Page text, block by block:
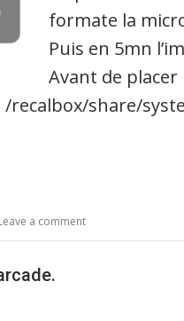
formate la
Puis en 5mn
Avant de placer
/recalbox/share/
a comment